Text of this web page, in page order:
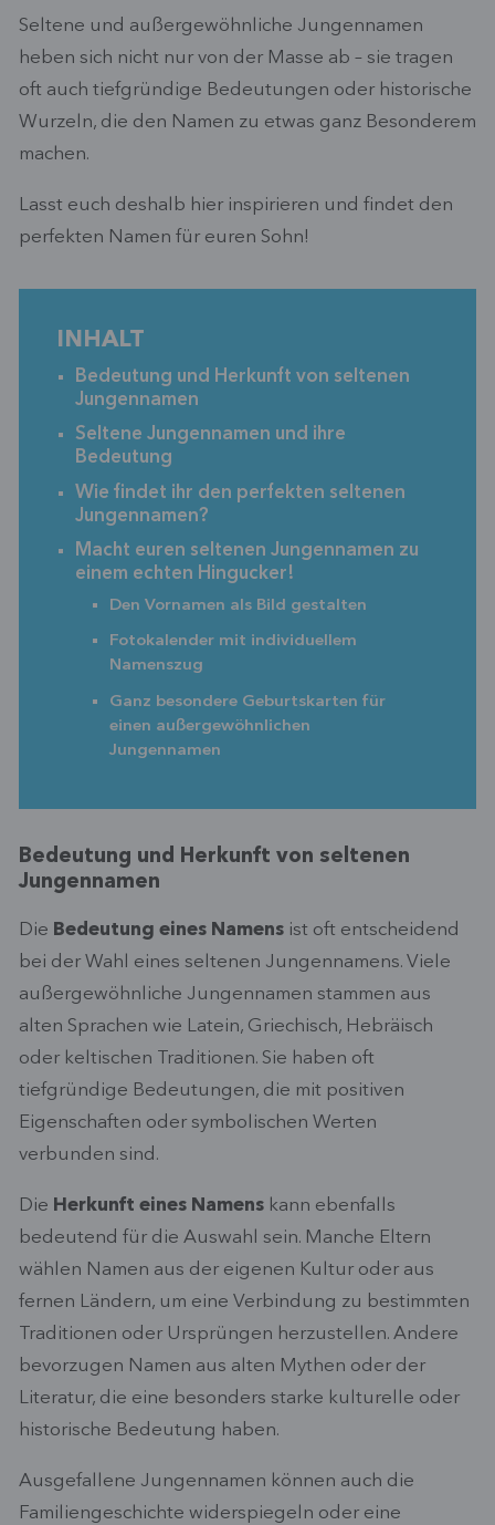
Seltene und außergewöhnliche Jungennamen
heben sich nicht nur von der Masse ab – sie tragen
oft auch tiefgründige Bedeutungen oder historische
Wurzeln, die den Namen zu etwas ganz Besonderem
machen.
Lasst euch deshalb hier inspirieren und findet den
perfekten Namen für euren Sohn!
INHALT
Bedeutung und Herkunft von seltenen
Jungennamen
Seltene Jungennamen und ihre
Bedeutung
Wie findet ihr den perfekten seltenen
Jungennamen?
Macht euren seltenen Jungennamen zu
einem echten Hingucker!
Den Vornamen als Bild gestalten
Fotokalender mit individuellem
Namenszug
Ganz besondere Geburtskarten für
einen außergewöhnlichen
Jungennamen
Bedeutung und Herkunft von seltenen
Jungennamen
Die Bedeutung eines Namens ist oft entscheidend
bei der Wahl eines seltenen Jungennamens. Viele
außergewöhnliche Jungennamen stammen aus
alten Sprachen wie Latein, Griechisch, Hebräisch
oder keltischen Traditionen. Sie haben oft
tiefgründige Bedeutungen, die mit positiven
Eigenschaften oder symbolischen Werten
verbunden sind.
Die Herkunft eines Namens kann ebenfalls
bedeutend für die Auswahl sein. Manche Eltern
wählen Namen aus der eigenen Kultur oder aus
fernen Ländern, um eine Verbindung zu bestimmten
Traditionen oder Ursprüngen herzustellen. Andere
bevorzugen Namen aus alten Mythen oder der
Literatur, die eine besonders starke kulturelle oder
historische Bedeutung haben.
Ausgefallene Jungennamen können auch die
Familiengeschichte widerspiegeln oder eine